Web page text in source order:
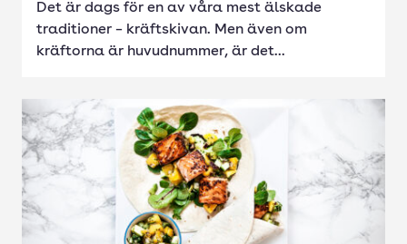
Det är dags för en av våra mest älskade
traditioner – kräftskivan. Men även om
kräftorna är huvudnummer, är det...